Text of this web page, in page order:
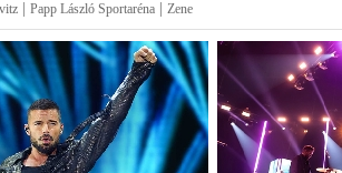
Papp László Sportaréna Zene